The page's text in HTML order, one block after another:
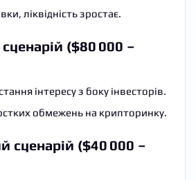
ліквідність зростає.
($80 000 –
інтересу з боку інвесторів.
обмежень на крипторинку.
сценарій ($40 000 –